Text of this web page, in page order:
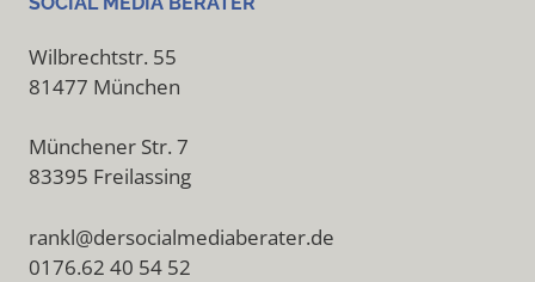
Wilbrechtstr. 55
81477 München
Münchener Str. 7
83395 Freilassing
rankl@dersocialmediaberater.de
0176.62 40 54 52